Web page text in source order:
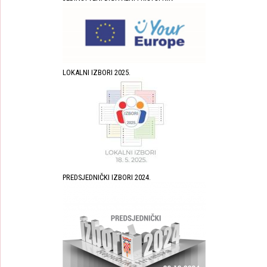
LOKALNI IZBORI 2025.
PREDSJEDNIČKI IZBORI 2024.